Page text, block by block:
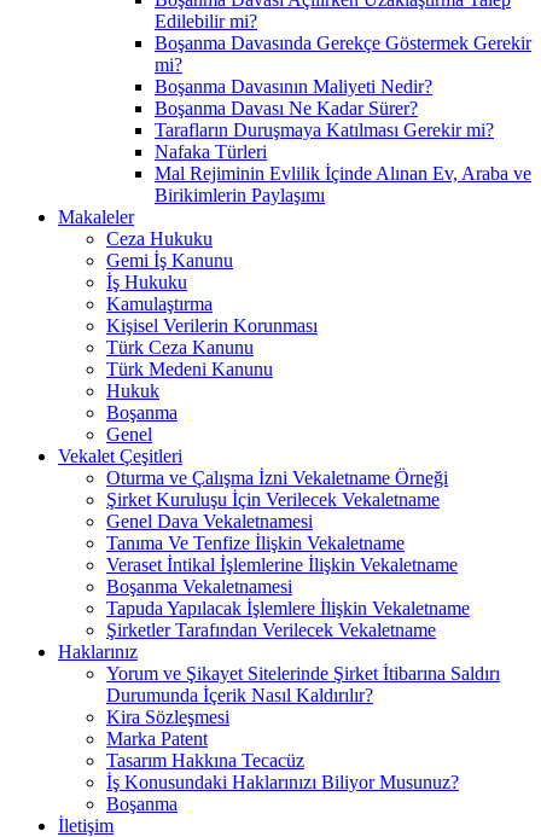
Edilebilir mi?
Boşanma Davasında Gerekçe Göstermek Gerekir
mi?
Boşanma Davasının Maliyeti Nedir?
Boşanma Davası Ne Kadar Sürer?
Tarafların Duruşmaya Katılması Gerekir mi?
Nafaka Türleri
Mal Rejiminin Evlilik İçinde Alınan Ev, Araba ve
Birikimlerin Paylaşımı
Makaleler
Ceza Hukuku
Gemi İş Kanunu
İş Hukuku
Kamulaştırma
Kişisel Verilerin Korunması
Türk Ceza Kanunu
Türk Medeni Kanunu
Hukuk
Boşanma
Genel
Vekalet Çeşitleri
Oturma ve Çalışma İzni Vekaletname Örneği
Şirket Kuruluşu İçin Verilecek Vekaletname
Genel Dava Vekaletnamesi
Tanıma Ve Tenfize İlişkin Vekaletname
Veraset İntikal İşlemlerine İlişkin Vekaletname
Boşanma Vekaletnamesi
Tapuda Yapılacak İşlemlere İlişkin Vekaletname
Şirketler Tarafından Verilecek Vekaletname
Haklarınız
Yorum ve Şikayet Sitelerinde Şirket İtibarına Saldırı
Durumunda İçerik Nasıl Kaldırılır?
Kira Sözleşmesi
Marka Patent
Tasarım Hakkına Tecacüz
İş Konusundaki Haklarınızı Biliyor Musunuz?
Boşanma
İletişim